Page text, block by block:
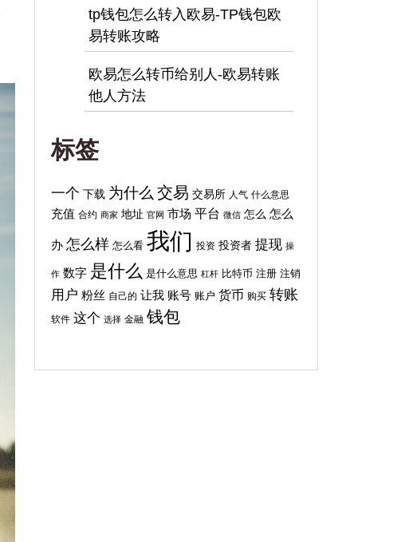
tp钱包怎么转入欧易-TP钱包欧
易转账攻略
欧易怎么转币给别人-欧易转账
他人方法
标签
一个 下载 为什么 交易 交易所 人气 什么意思
充值 合约 商家 地址 官网 市场 平台 微信 怎么 怎么
办 怎么样 怎么看 我们 投资 投资者 提现 操
作 数字 是什么 是什么意思 杠杆 比特币 注册 注销
用户 粉丝 自己的 让我 账号 账户 货币 购买 转账
软件 这个 选择 金融 钱包